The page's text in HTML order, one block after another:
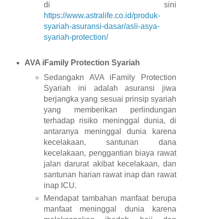
di sini
https://www.astralife.co.id/produk-
syariah-asuransi-dasar/asli-asya-
syariah-protection/
AVA iFamily Protection Syariah
Sedangakn AVA iFamily Protection
Syariah ini adalah asuransi jiwa
berjangka yang sesuai prinsip syariah
yang memberikan perlindungan
terhadap risiko meninggal dunia, di
antaranya meninggal dunia karena
kecelakaan, santunan dana
kecelakaan, penggantian biaya rawat
jalan darurat akibat kecelakaan, dan
santunan harian rawat inap dan rawat
inap ICU.
Mendapat tambahan manfaat berupa
manfaat meninggal dunia karena